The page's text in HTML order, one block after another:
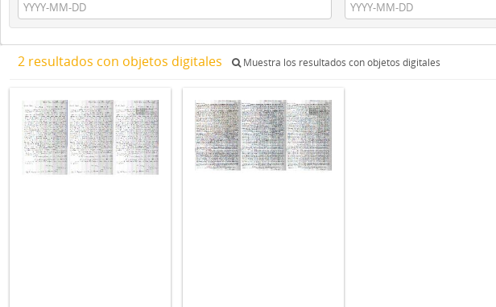
2 resultados con objetos digitales Muestra los resultados con objetos digitales